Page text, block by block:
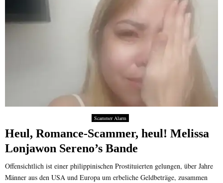
Scammer Alarm
Heul, Romance-Scammer, heul! Melissa
Lonjawon Sereno’s Bande
Offensichtlich ist einer philippinischen Prostituierten gelungen, über Jahre
Männer aus den USA und Europa um erbeliche Geldbeträge, zusammen